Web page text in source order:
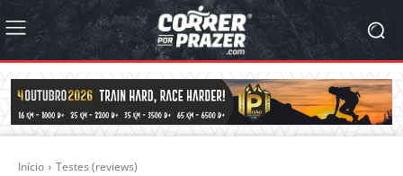
Início Testes (reviews)